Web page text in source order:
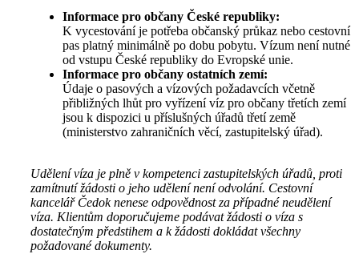
Informace pro občany České republiky:
K vycestování je potřeba občanský průkaz nebo cestovní
pas platný minimálně po dobu pobytu. Vízum není nutné
od vstupu České republiky do Evropské unie.
Informace pro občany ostatních zemí:
Údaje o pasových a vízových požadavcích včetně
přibližných lhůt pro vyřízení víz pro občany třetích zemí
jsou k dispozici u příslušných úřadů třetí země
(ministerstvo zahraničních věcí, zastupitelský úřad).
Udělení víza je plně v kompetenci zastupitelských úřadů, proti
zamítnutí žádosti o jeho udělení není odvolání. Cestovní
kancelář Čedok nenese odpovědnost za případné neudělení
víza. Klientům doporučujeme podávat žádosti o víza s
dostatečným předstihem a k žádosti dokládat všechny
požadované dokumenty.